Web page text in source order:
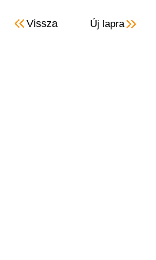
Vissza Új lapra